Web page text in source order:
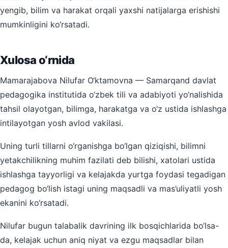
yengib, bilim va harakat orqali yaxshi natijalarga erishishi
mumkinligini ko‘rsatadi.
Xulosa o‘rnida
Mamarajabova Nilufar O‘ktamovna — Samarqand davlat
pedagogika institutida o‘zbek tili va adabiyoti yo‘nalishida
tahsil olayotgan, bilimga, harakatga va o‘z ustida ishlashga
intilayotgan yosh avlod vakilasi.
Uning turli tillarni o‘rganishga bo‘lgan qiziqishi, bilimni
yetakchilikning muhim fazilati deb bilishi, xatolari ustida
ishlashga tayyorligi va kelajakda yurtga foydasi tegadigan
pedagog bo‘lish istagi uning maqsadli va mas’uliyatli yosh
ekanini ko‘rsatadi.
Nilufar bugun talabalik davrining ilk bosqichlarida bo‘lsa-
da, kelajak uchun aniq niyat va ezgu maqsadlar bilan